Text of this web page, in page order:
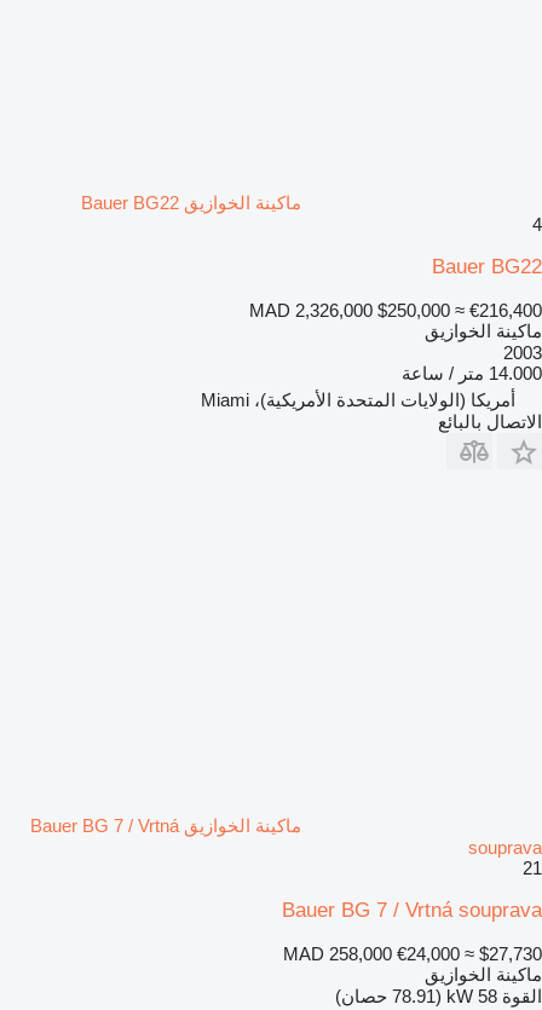
ماكينة الخوازيق Bauer BG22
4
Bauer BG22
MAD 2,326,000 $250,000 ≈ €216,400
ماكينة الخوازيق
2003
14.000 متر / ساعة
أمريكا (الولايات المتحدة الأمريكية)، Miami
الاتصال بالبائع
ماكينة الخوازيق Bauer BG 7 / Vrtná
souprava
21
Bauer BG 7 / Vrtná souprava
MAD 258,000 €24,000 ≈ $27,730
ماكينة الخوازيق
القوة 58 kW (78.91 حصان)